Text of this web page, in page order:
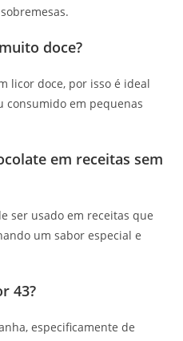
doce?
licor doce, por isso é ideal
consumido em pequenas
em receitas sem
ser usado em receitas que
um sabor especial e
43?
especificamente de